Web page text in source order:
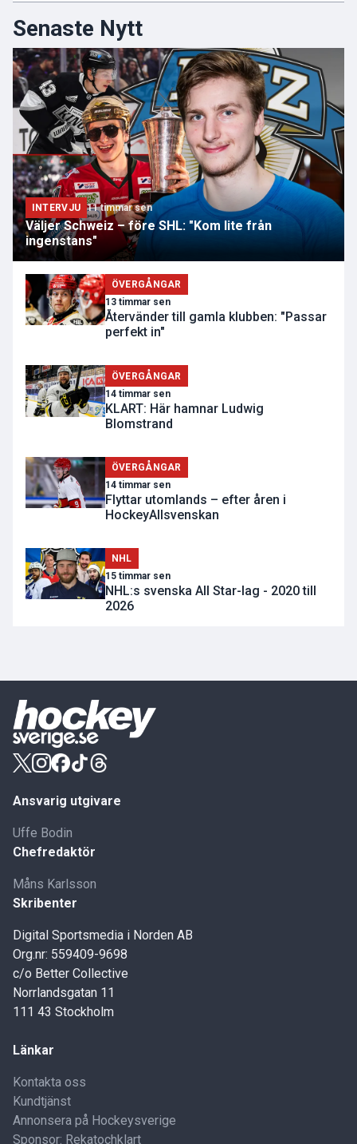
Senaste Nytt
INTERVJU 11 timmar sen
Väljer Schweiz – före SHL: "Kom lite från
ingenstans"
ÖVERGÅNGAR
13 timmar sen
Återvänder till gamla klubben: "Passar
perfekt in"
ÖVERGÅNGAR
14 timmar sen
KLART: Här hamnar Ludwig
Blomstrand
ÖVERGÅNGAR
14 timmar sen
Flyttar utomlands – efter åren i
HockeyAllsvenskan
NHL
15 timmar sen
NHL:s svenska All Star-lag - 2020 till
2026
Ansvarig utgivare
Uffe Bodin
Chefredaktör
Måns Karlsson
Skribenter
Digital Sportsmedia i Norden AB
Org.nr: 559409-9698
c/o Better Collective
Norrlandsgatan 11
111 43 Stockholm
Länkar
Kontakta oss
Kundtjänst
Annonsera på Hockeysverige
Sponsor: Rekatochklart